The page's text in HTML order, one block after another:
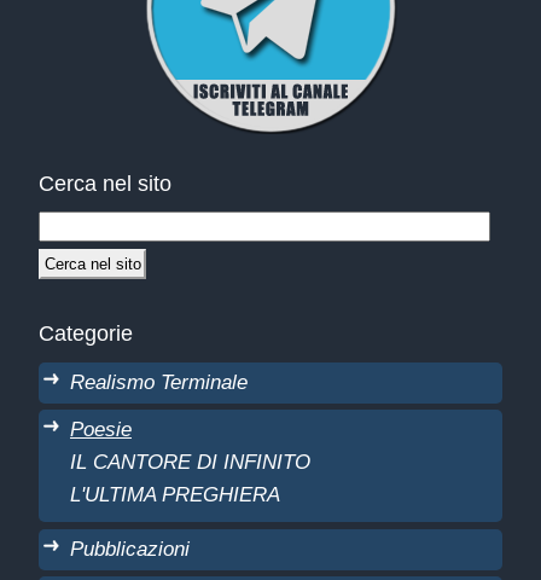
Cerca nel sito
Categorie
Realismo Terminale
Poesie
IL CANTORE DI INFINITO
L'ULTIMA PREGHIERA
Pubblicazioni